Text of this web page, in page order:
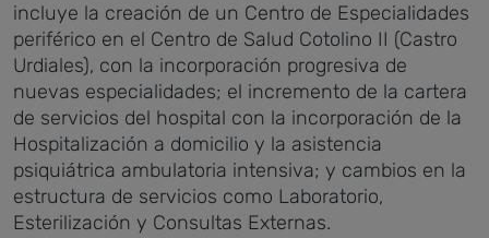
incluye la creación de un Centro de Especialidades
periférico en el Centro de Salud Cotolino II (Castro
Urdiales), con la incorporación progresiva de
nuevas especialidades; el incremento de la cartera
de servicios del hospital con la incorporación de la
Hospitalización a domicilio y la asistencia
psiquiátrica ambulatoria intensiva; y cambios en la
estructura de servicios como Laboratorio,
Esterilización y Consultas Externas.